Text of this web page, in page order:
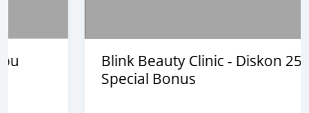
Blink Beauty Clinic - Diskon 25% &
Special Bonus